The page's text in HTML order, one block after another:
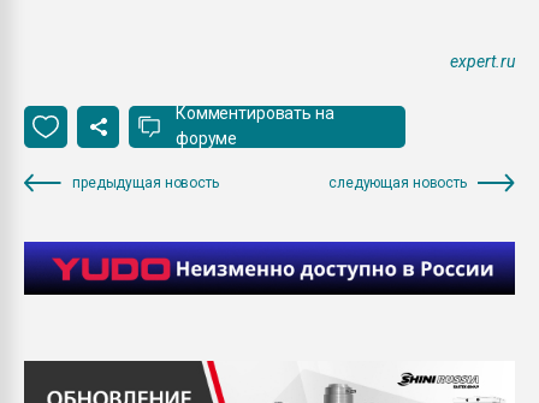
expert.ru
Комментировать на
форуме
предыдущая новость следующая новость